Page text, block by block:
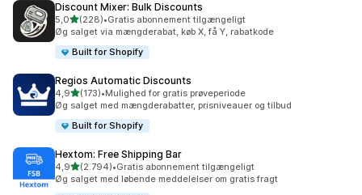
Discount Mixer: Bulk Discounts
5,0ud af 5 stjerner
(228)
228 anmeldelser i alt
•Gratis abonnement tilgængeligt
Øg salget via mængderabat, køb X, få Y, rabatkode
Built for Shopify
Regios Automatic Discounts
4,9ud af 5 stjerner
(173)
173 anmeldelser i alt
•Mulighed for gratis prøveperiode
Øg salget med mængderabatter, prisniveauer og tilbud
Built for Shopify
Hextom: Free Shipping Bar
4,9ud af 5 stjerner
(2.794)
2794 anmeldelser i alt
•Gratis abonnement tilgængeligt
Øg salget med løbende meddelelser om gratis fragt